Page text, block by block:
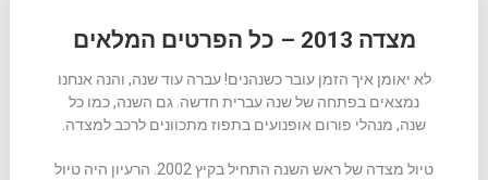
מצדה 2013 – כל הפרטים המלאים
לא יאומן איך הזמן עובר כשנהנים! עברה עוד שנה, והנה אנחנו
נמצאים בפתחה של שנה עברית חדשה. גם השנה, כמו כל
שנה, מנהלי פורום אופנועים בתפוז מתכוונים לרכב למצדה.
טיול מצדה של ראש השנה התחיל בקיץ 2002. הרעיון היה טיול